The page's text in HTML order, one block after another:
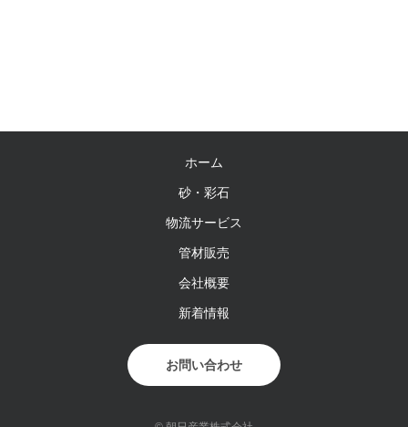
ホーム
砂・彩石
物流サービス
管材販売
会社概要
新着情報
お問い合わせ